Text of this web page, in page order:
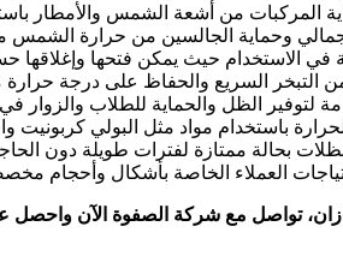
المركبات من أشعة الشمس والأمطار
وحماية الجالسين من حرارة الشمس
في الاستخدام حيث يمكن فتحها وإغلاقها
التبخر السريع والحفاظ على درجة حرارة
لتوفير الظل والحماية للطلاب والزوار في
باستخدام مواد مثل البولي كربونيت
بحالة ممتازة لفترات طويلة دون
العملاء الخاصة بأشكال وأحجام
تواصل مع شركة الصفوة الآن واحصل